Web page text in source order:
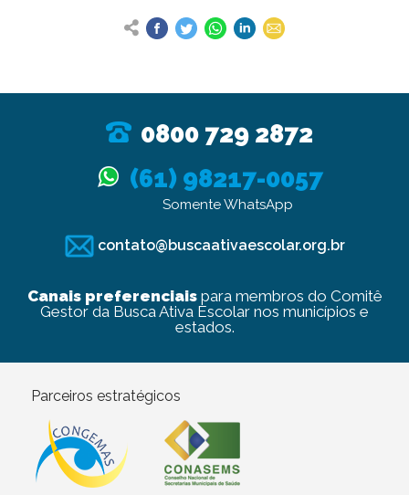
0800 729 2872
(61) 98217-0057
Somente WhatsApp
contato@buscaativaescolar.org.br
Canais preferenciaispara membros do Comitê
Gestor da Busca Ativa Escolar nos municípios e
estados.
Parceiros estratégicos